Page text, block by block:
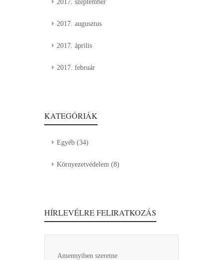
2017. szeptember
2017. augusztus
2017. április
2017. február
KATEGÓRIÁK
Egyéb (34)
Környezetvédelem (8)
HÍRLEVÉLRE FELIRATKOZÁS
Amennyiben szeretne